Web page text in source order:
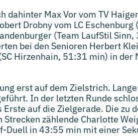
dahinter Max Vor vom TV
Drobny vom LC
(Team LaufStil
bei den Senioren Herbert
Hirzenhain, 51:31 min) in der
erst auf dem Zielstrich.
In der letzten Runde
auf die Zielgerade. Die zu
zählende Charlotte
in 43:55 min mit einer